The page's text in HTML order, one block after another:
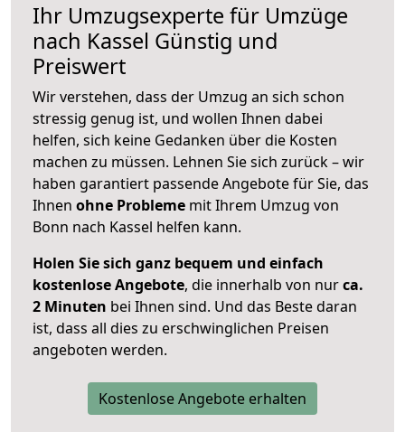
Ihr Umzugsexperte für Umzüge
nach Kassel Günstig und
Preiswert
Wir verstehen, dass der Umzug an sich schon
stressig genug ist, und wollen Ihnen dabei
helfen, sich keine Gedanken über die Kosten
machen zu müssen. Lehnen Sie sich zurück – wir
haben garantiert passende Angebote für Sie, das
Ihnen ohne Probleme mit Ihrem Umzug von
Bonn nach Kassel helfen kann.
Holen Sie sich ganz bequem und einfach
kostenlose Angebote, die innerhalb von nurca.
2 Minuten bei Ihnen sind. Und das Beste daran
ist, dass all dies zu erschwinglichen Preisen
angeboten werden.
Kostenlose Angebote erhalten